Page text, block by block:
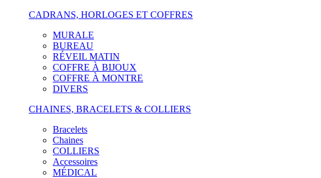
CADRANS, HORLOGES ET COFFRES
MURALE
BUREAU
RÉVEIL MATIN
COFFRE À BIJOUX
COFFRE À MONTRE
DIVERS
CHAINES, BRACELETS & COLLIERS
Bracelets
Chaines
COLLIERS
Accessoires
MÉDICAL